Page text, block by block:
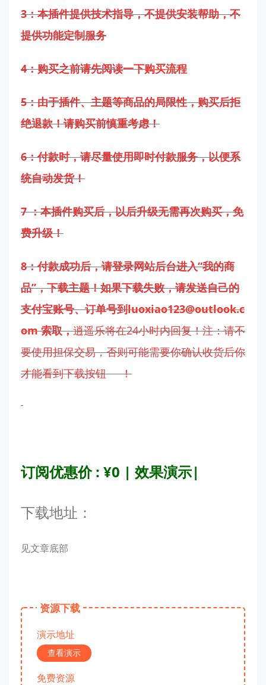
3：本插件提供技术指导，不提供安装帮助，不
提供功能定制服务
4：购买之前请先阅读一下购买流程
5：由于插件、主题等商品的局限性，购买后拒
绝退款！请购买前慎重考虑！
6：付款时，请尽量使用即时付款服务，以便系
统自动发货！
7 ：本插件购买后，以后升级无需再次购买，免
费升级！
8：付款成功后，请登录网站后台进入“我的商
品”，下载主题！如果下载失败，请发送自己的
支付宝账号、订单号到luoxiao123@outlook.c
om索取，逍遥乐将在24小时内回复！注：请不
要使用担保交易，否则可能需要你确认收货后你
才能看到下载按钮 ！
订阅优惠价 : ¥0 | 效果演示|
下载地址：
见文章底部
资源下载
演示地址
查看演示
免费资源